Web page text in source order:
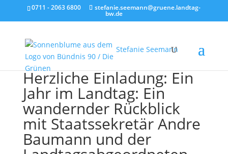
0711 - 2063 6800 stefanie.seemann@gruene.landtag-
bw.de
Stefanie Seemann
Herzliche Einladung: Ein
Jahr im Landtag: Ein
wandernder Rückblick
mit Staatssekretär Andre
Baumann und der